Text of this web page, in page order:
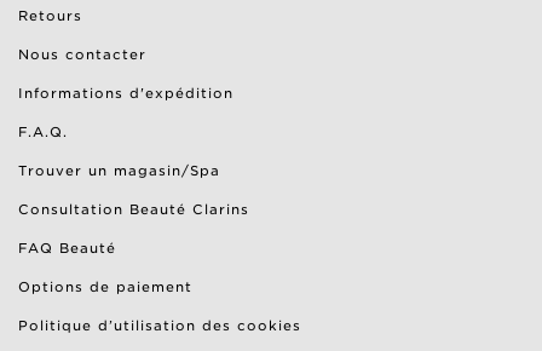
Retours
Nous contacter
Informations d'expédition
F.A.Q.
Trouver un magasin/Spa
Consultation Beauté Clarins
FAQ Beauté
Options de paiement
Politique d’utilisation des cookies